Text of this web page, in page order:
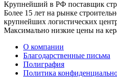
Крупнейший в РФ поставщик
Более 15 лет на рынке
крупнейших логистических
Максимально низкие цены на
О компании
Благодарственные письма
Полиграфия
Политика